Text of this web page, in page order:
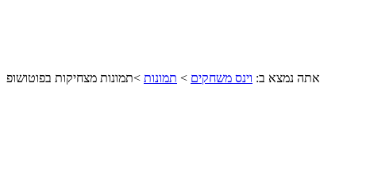
אתה נמצא ב: וינס משחקים > תמונות >תמונות מצחיקות בפוטושופ